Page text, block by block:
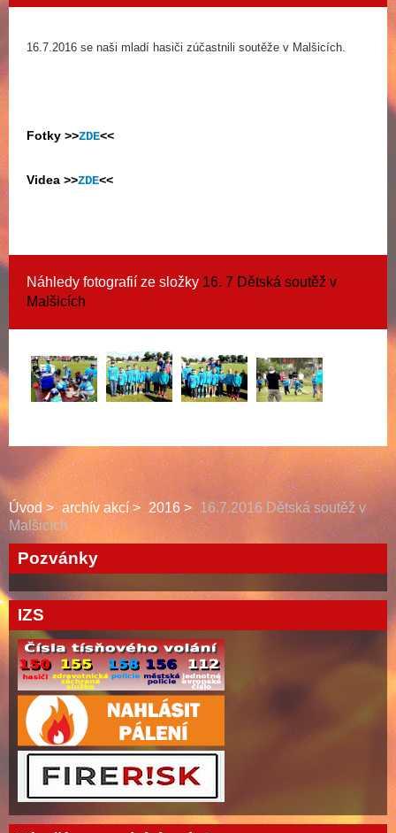
16.7.2016 se naši mladí hasiči zúčastnili soutěže v Malšicích.
Fotky >>ZDE<<
Videa >>ZDE<<
Náhledy fotografií ze složky 16. 7 Dětská soutěž v
Malšicích
Úvod archív akcí 2016
16.7.2016 Dětská soutěž v
Malšicích
Pozvánky
IZS